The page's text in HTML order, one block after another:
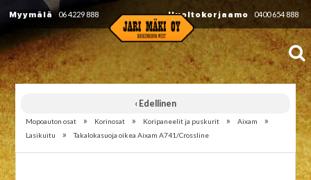
Myymälä 06 4229 888 Huoltokorjaamo 0400 654 888
‹ Edellinen
Mopoauton osat » Korinosat » Koripaneelit ja puskurit » Aixam »
Lasikuitu » Takalokasuoja oikea Aixam A741/Crossline